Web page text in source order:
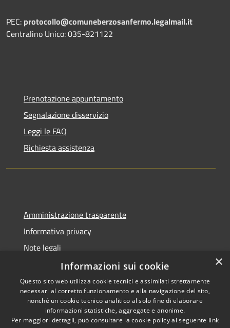
PEC: protocollo@comuneberzosanfermo.legalmail.it
Centralino Unico: 035-821122
Prenotazione appuntamento
Segnalazione disservizio
Leggi le FAQ
Richiesta assistenza
Amministrazione trasparente
Informativa privacy
Note legali
Dichiarazione di accessibilità
RSS
Copyright © 2026 • Comune di
×
Informazioni sui cookie
Questo sito web utilizza cookie tecnici e assimilati strettamente
necessari al corretto funzionamento e alla navigazione del sito,
nonché un cookie tecnico analitico al solo fine di elaborare
informazioni statistiche, aggregate e anonime.
Per maggiori dettagli, può consultare la cookie policy al seguente link